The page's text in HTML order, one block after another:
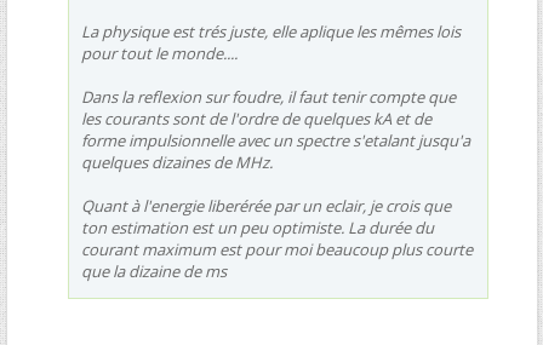
La physique est trés juste, elle aplique les mêmes lois
pour tout le monde....
Dans la reflexion sur foudre, il faut tenir compte que
les courants sont de l'ordre de quelques kA et de
forme impulsionnelle avec un spectre s'etalant jusqu'a
quelques dizaines de MHz.
Quant à l'energie liberérée par un eclair, je crois que
ton estimation est un peu optimiste. La durée du
courant maximum est pour moi beaucoup plus courte
que la dizaine de ms